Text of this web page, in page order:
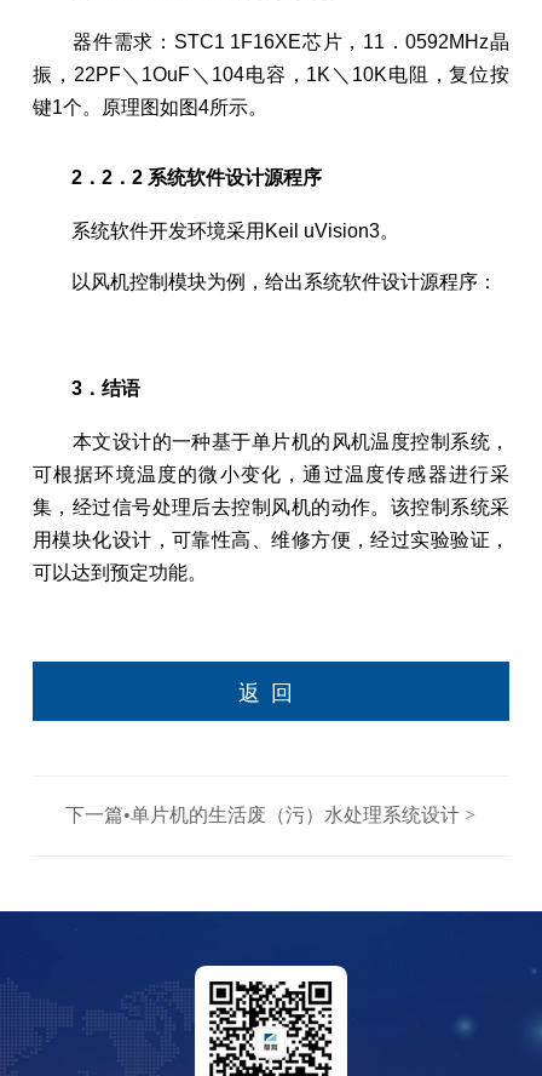
器件需求：STC1 1F16XE芯片，11．0592MHz晶
振，22PF＼1OuF＼104电容，1K＼10K电阻，复位按
键1个。原理图如图4所示。
2．2．2 系统软件设计源程序
系统软件开发环境采用Keil uVision3。
以风机控制模块为例，给出系统软件设计源程序：
3．结语
本文设计的一种基于单片机的风机温度控制系统，
可根据环境温度的微小变化，通过温度传感器进行采
集，经过信号处理后去控制风机的动作。该控制系统采
用模块化设计，可靠性高、维修方便，经过实验验证，
可以达到预定功能。
返回
下一篇•单片机的生活废（污）水处理系统设计 >